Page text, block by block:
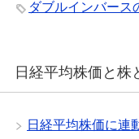
ダブルインバース
日経平均株価と株
日経平均株価に連